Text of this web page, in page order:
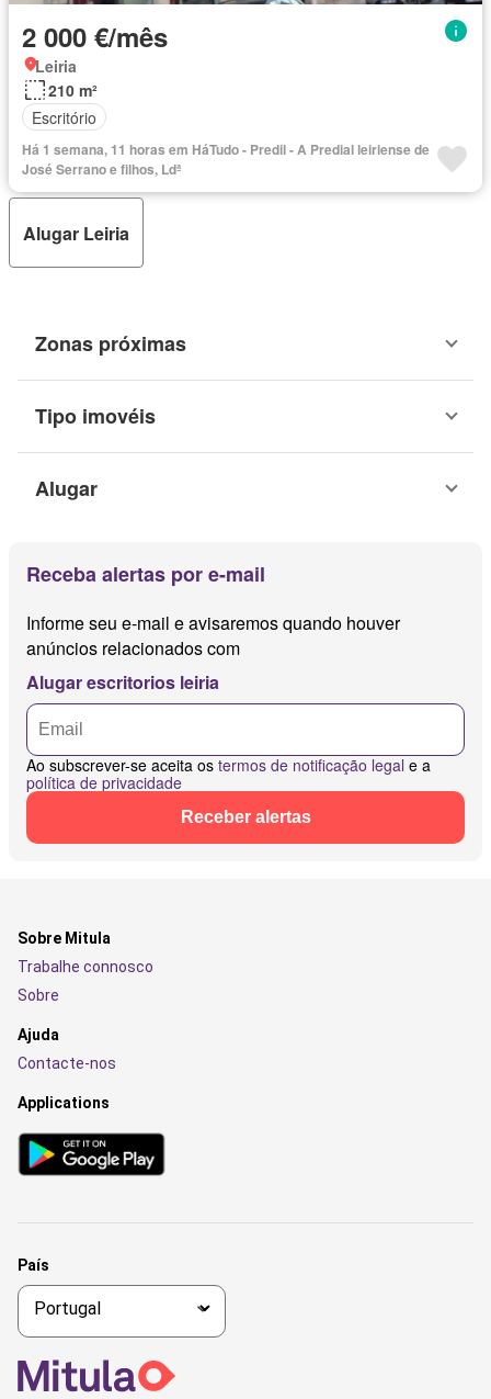
2 000 €/mês
Leiria
210 m²
Escritório
Há 1 semana, 11 horas em HáTudo - Predil - A Predial leiriense de
José Serrano e filhos, Ldª
Alugar Leiria
Zonas próximas
Tipo imovéis
Alugar
Receba alertas por e-mail
Informe seu e-mail e avisaremos quando houver
anúncios relacionados com
Alugar escritorios leiria
Ao subscrever-se aceita os termos de notificação legal e a
política de privacidade
Receber alertas
Sobre Mitula
Trabalhe connosco
Sobre
Ajuda
Contacte-nos
Applications
País